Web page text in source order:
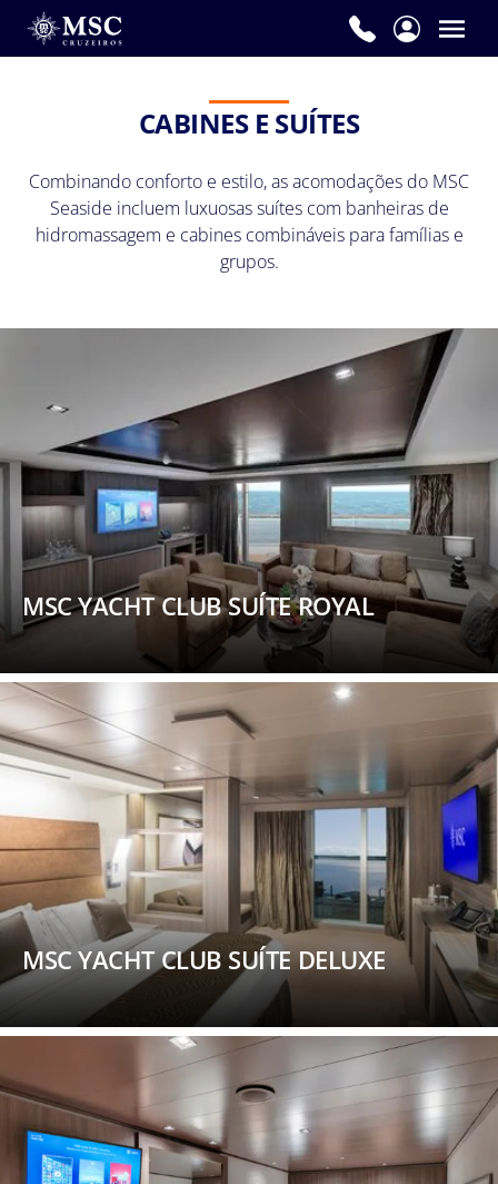
CABINES E SUÍTES
Combinando conforto e estilo, as acomodações do MSC
Seaside incluem luxuosas suítes com banheiras de
hidromassagem e cabines combináveis para famílias e
grupos.
MSC YACHT CLUB SUÍTE ROYAL
MSC YACHT CLUB SUÍTE DELUXE